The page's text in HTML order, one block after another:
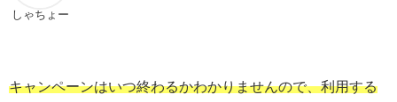
しゃちょー
キャンペーンはいつ終わるかわかりませんので、利用する